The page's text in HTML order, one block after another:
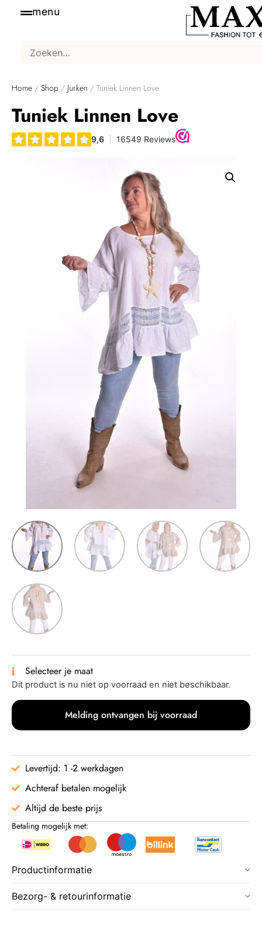
menu
Home / Shop / Jurken / Tuniek Linnen Love
Tuniek Linnen Love
Selecteer je maat
Dit product is nu niet op voorraad en niet beschikbaar.
Melding ontvangen bij voorraad
Levertijd: 1 -2 werkdagen
Achteraf betalen mogelijk
Altijd de beste prijs
Betaling mogelijk met:
Productinformatie
Bezorg- & retourinformatie